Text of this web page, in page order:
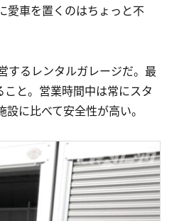
愛車を置くのはちょっと不
するレンタルガレージだ。最
と。営業時間中は常にスタ
に比べて安全性が高い。